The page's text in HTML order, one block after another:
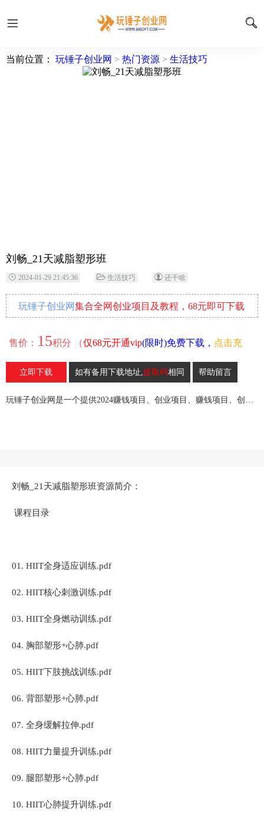
当前位置： 玩锤子创业网 > 热门资源 > 生活技巧
刘畅_21天减脂塑形班
2024-01-29 21:45:36 生活技巧 还干啥
玩锤子创业网集合全网创业项目及教程，68元即可下载
售价： 15积分 （仅68元开通vip(限时)免费下载， 点击充
）
立即下载 如有备用下载地址,提取码相同 帮助留言
玩锤子创业网是一个提供2024赚钱项目、创业项目、赚钱项目、创业赚钱教程、引流教程的创业网,欢迎来玩锤子创业网！
刘畅_21天减脂塑形班资源简介：
课程目录
01. HIIT全身适应训练.pdf
02. HIIT核心刺激训练.pdf
03. HIIT全身燃动训练.pdf
04. 胸部塑形+心肺.pdf
05. HIIT下肢挑战训练.pdf
06. 背部塑形+心肺.pdf
07. 全身缓解拉伸.pdf
08. HIIT力量提升训练.pdf
09. 腿部塑形+心肺.pdf
10. HIIT心肺提升训练.pdf